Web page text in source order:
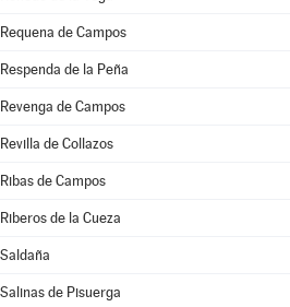
Requena de Campos
Respenda de la Peña
Revenga de Campos
Revilla de Collazos
Ribas de Campos
Riberos de la Cueza
Saldaña
Salinas de Pisuerga